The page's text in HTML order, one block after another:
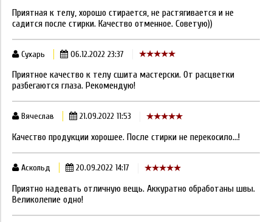
Приятная к телу, хорошо стирается, не растягивается и не
садится после стирки. Качество отменное. Советую))
Сухарь 06.12.2022 23:37
Приятное качество к телу сшита мастерски. От расцветки
разбегаются глаза. Рекомендую!
Вячеслав 21.09.2022 11:53
Качество продукции хорошее. После стирки не перекосило...!
Аскольд 20.09.2022 14:17
Приятно надевать отличную вещь. Аккуратно обработаны швы.
Великолепие одно!